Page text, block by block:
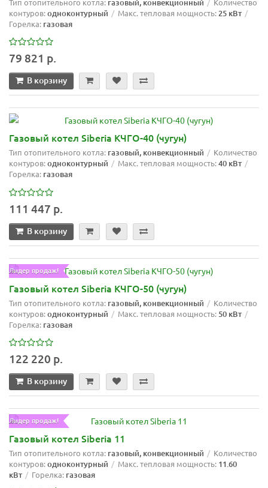
Тип отопительного котла: газовый, конвекционный
Количество
контуров:одноконтурный Макс. тепловая мощность:25 кВт
Горелка: газовая
79 821 р.
В корзину
Газовый котел Siberia КЧГО-40 (чугун)
Тип отопительного котла: газовый, конвекционный
Количество
контуров:одноконтурный Макс. тепловая мощность:40 кВт
Горелка: газовая
111 447 р.
В корзину
Лидер продаж!
Газовый котел Siberia КЧГО-50 (чугун)
Тип отопительного котла: газовый, конвекционный
Количество
контуров:одноконтурный Макс. тепловая мощность: 50 кВт
Горелка: газовая
122 220 р.
В корзину
Лидер продаж!
Газовый котел Siberia 11
Тип отопительного котла: газовый, конвекционный
Количество
контуров:одноконтурный Макс. тепловая мощность: 11.60
кВт
Горелка: газовая